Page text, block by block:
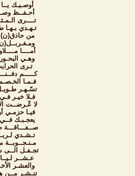
أوصـيـك
أحـفــظ
تــــرى
تـهـدي بـهـا
من حاذق(ن)
ومـغـربــل(ن)
أمــــا
وهـي
تـرى
كـــــم
فـمـا
تسّـهـر
فـلا خيـر
لا عّـرضــت
فيـا حزمـي
يعجـبـك فــي
صــفـــاقـــة
تـشـدي
مـنـجــوبــة
تجـفـل الــى
عـشــر
والعشـر
تنـشـر مــن